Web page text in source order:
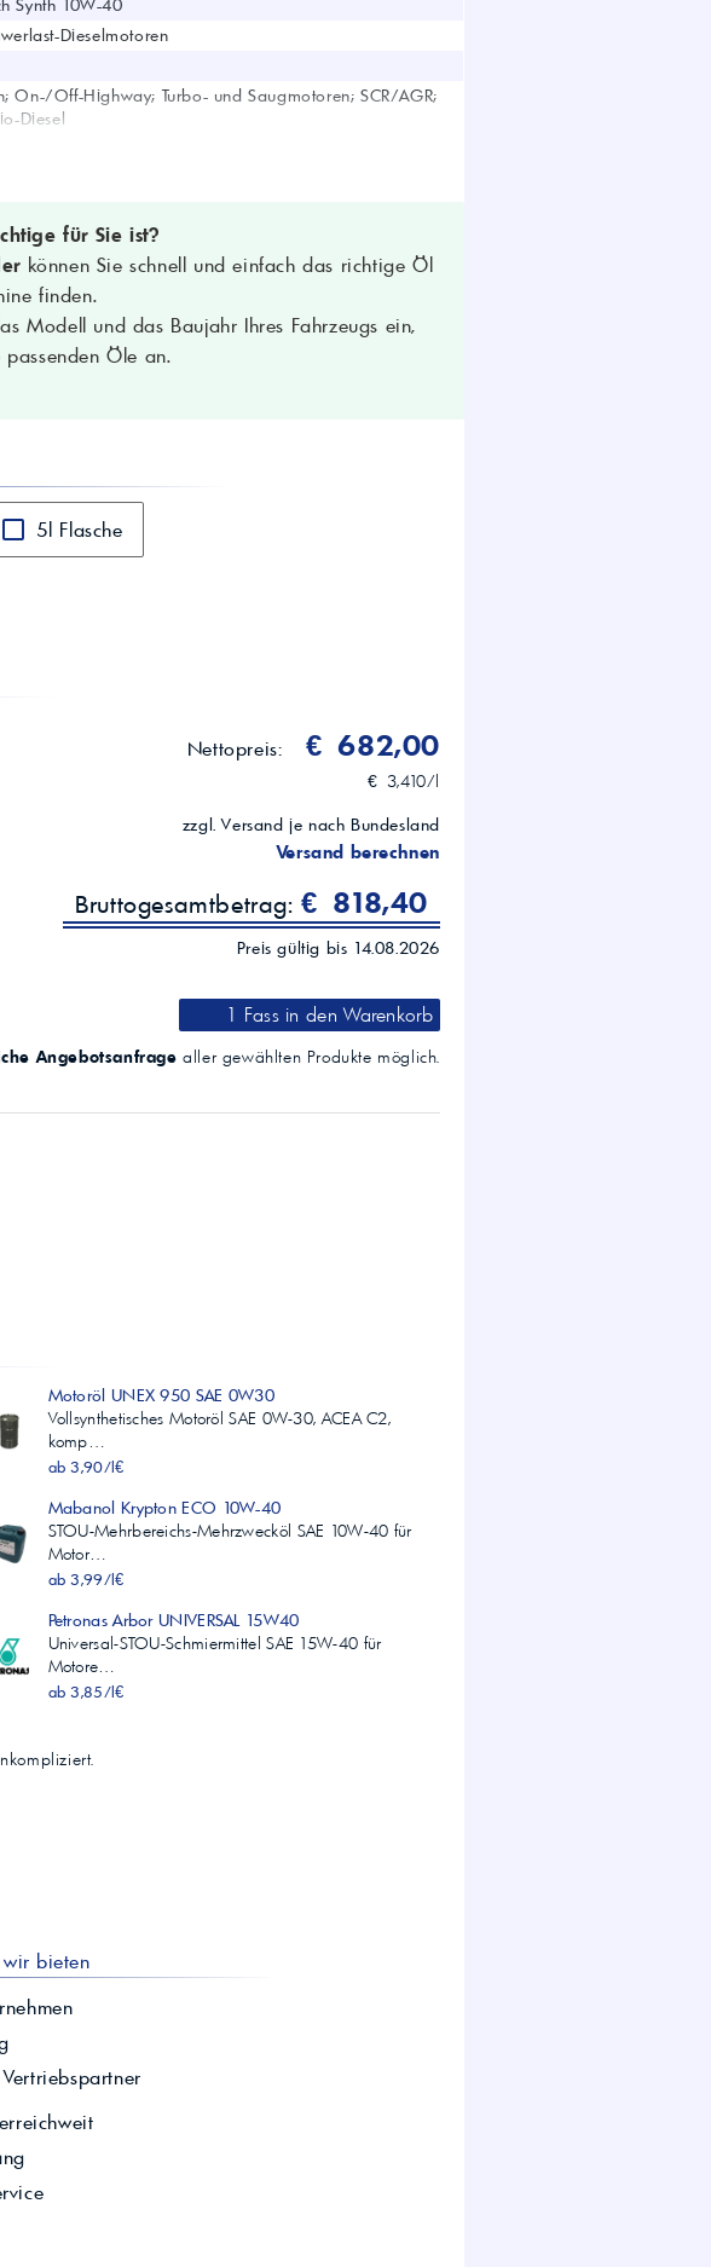
Synth 10W-40
Dieselmotoren
On-/Off-Highway; Turbo- und Saugmotoren; SCR/AGR;
Diesel
CES 20077; Detroit Diesel 93K215; MAN M3275; MB
OM-1901A; Voith Retarder B
für Sie ist?
können Sie schnell und einfach das richtige Öl
finden.
Modell und das Baujahr Ihres Fahrzeugs ein,
Öle an.
5l Flasche
Nettopreis: € 682,00
€ 3,410/l
zzgl. Versand je nach Bundesland
Versand berechnen
Bruttogesamtbetrag:€ 818,40
Preis gültig bis 14.08.2026
1 Fassin den Warenkorb
Angebotsanfrage aller gewählten Produkte möglich.
Motoröl UNEX 950 SAE 0W30
Vollsynthetisches Motoröl SAE 0W-30, ACEA C2,
komp…
ab 3,90/l€
Mabanol Krypton ECO 10W-40
STOU-Mehrbereichs-Mehrzwecköl SAE 10W-40 für
Motor…
ab 3,99/l€
Petronas Arbor UNIVERSAL 15W40
Universal-STOU-Schmiermittel SAE 15W-40 für
Motore…
ab 3,85/l€
bieten
Vertriebspartner